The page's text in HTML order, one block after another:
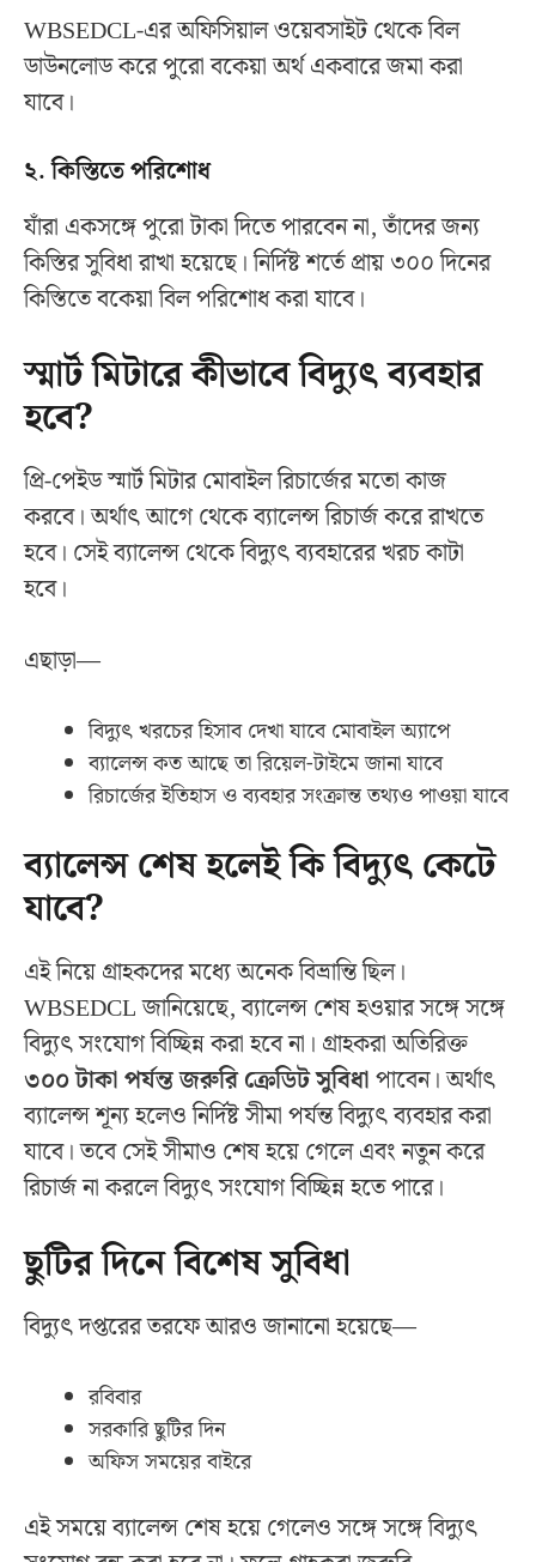
WBSEDCL-এর অফিসিয়াল ওয়েবসাইট থেকে বিল
ডাউনলোড করে পুরো বকেয়া অর্থ একবারে জমা করা
যাবে।
২. কিস্তিতে পরিশোধ
যাঁরা একসঙ্গে পুরো টাকা দিতে পারবেন না, তাঁদের জন্য
কিস্তির সুবিধা রাখা হয়েছে। নির্দিষ্ট শর্তে প্রায় ৩০০ দিনের
কিস্তিতে বকেয়া বিল পরিশোধ করা যাবে।
স্মার্ট মিটারে কীভাবে বিদ্যুৎ ব্যবহার
হবে?
প্রি-পেইড স্মার্ট মিটার মোবাইল রিচার্জের মতো কাজ
করবে। অর্থাৎ আগে থেকে ব্যালেন্স রিচার্জ করে রাখতে
হবে। সেই ব্যালেন্স থেকে বিদ্যুৎ ব্যবহারের খরচ কাটা
হবে।
এছাড়া—
বিদ্যুৎ খরচের হিসাব দেখা যাবে মোবাইল অ্যাপে
ব্যালেন্স কত আছে তা রিয়েল-টাইমে জানা যাবে
রিচার্জের ইতিহাস ও ব্যবহার সংক্রান্ত তথ্যও পাওয়া যাবে
ব্যালেন্স শেষ হলেই কি বিদ্যুৎ কেটে
যাবে?
এই নিয়ে গ্রাহকদের মধ্যে অনেক বিভ্রান্তি ছিল।
WBSEDCL জানিয়েছে, ব্যালেন্স শেষ হওয়ার সঙ্গে সঙ্গে
বিদ্যুৎ সংযোগ বিচ্ছিন্ন করা হবে না। গ্রাহকরা অতিরিক্ত
৩০০ টাকা পর্যন্ত জরুরি ক্রেডিট সুবিধাপাবেন। অর্থাৎ
ব্যালেন্স শূন্য হলেও নির্দিষ্ট সীমা পর্যন্ত বিদ্যুৎ ব্যবহার করা
যাবে। তবে সেই সীমাও শেষ হয়ে গেলে এবং নতুন করে
রিচার্জ না করলে বিদ্যুৎ সংযোগ বিচ্ছিন্ন হতে পারে।
ছুটির দিনে বিশেষ সুবিধা
বিদ্যুৎ দপ্তরের তরফে আরও জানানো হয়েছে—
রবিবার
সরকারি ছুটির দিন
অফিস সময়ের বাইরে
এই সময়ে ব্যালেন্স শেষ হয়ে গেলেও সঙ্গে সঙ্গে বিদ্যুৎ